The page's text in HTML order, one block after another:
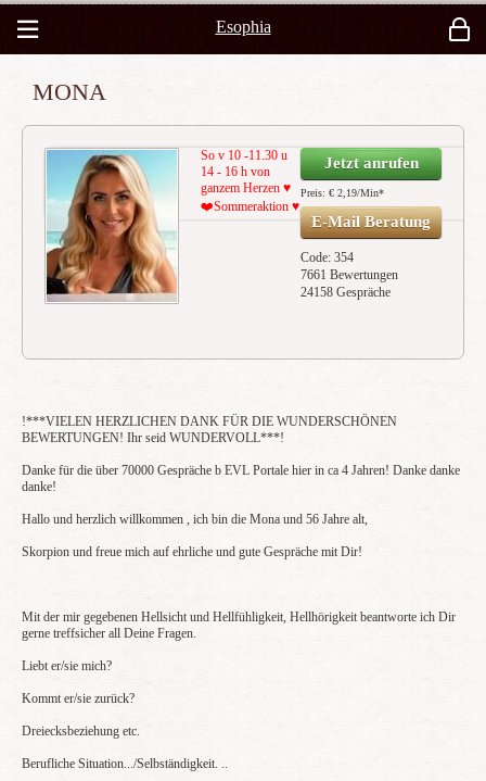
Esophia
MONA
Jetzt anrufen
Preis: € 2,19/Min*
E-Mail Beratung
Code: 354
7661 Bewertungen
24158 Gespräche
So v 10 -11.30 u
14 - 16 h von
ganzem Herzen ♥️
❤️Sommeraktion ♥
!***VIELEN HERZLICHEN DANK FÜR DIE WUNDERSCHÖNEN
BEWERTUNGEN! Ihr seid WUNDERVOLL***!
Danke für die über 70000 Gespräche b EVL Portale hier in ca 4 Jahren! Danke danke
danke!
Hallo und herzlich willkommen , ich bin die Mona und 56 Jahre alt,
Skorpion und freue mich auf ehrliche und gute Gespräche mit Dir!
Mit der mir gegebenen Hellsicht und Hellfühligkeit, Hellhörigkeit beantworte ich Dir
gerne treffsicher all Deine Fragen.
Liebt er/sie mich?
Kommt er/sie zurück?
Dreiecksbeziehung etc.
Berufliche Situation.../Selbständigkeit. ..